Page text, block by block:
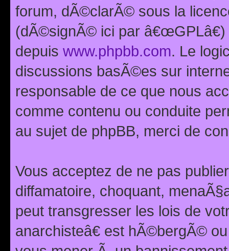
forum, dÃ©clarÃ© sous la
(dÃ©signÃ© ici par
depuis www.phpbb.com. Le
discussions basÃ©es sur
responsable de ce que nous
comme contenu ou conduite
au sujet de phpBB, merci de
Vous acceptez de ne pas
diffamatoire, choquant,
peut transgresser les lois de
anarchisteâ€ est hÃ©bergÃ©